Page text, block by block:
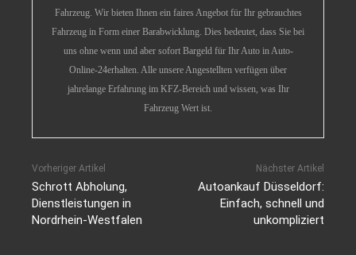
Fahrzeug. Wir bieten Ihnen ein faires Angebot für Ihr gebrauchtes
Fahrzeug in Form einer Barabwicklung. Dies bedeutet, dass Sie bei
uns ohne wenn und aber sofort Bargeld für Ihr Auto in Auto-
Online-24erhalten. Alle unsere Angestellten verfügen über
jahrelange Erfahrung im KFZ-Bereich und wissen, was Ihr
Fahrzeug Wert ist.
Vorheriger Artikel
Schrott Abholung,
Dienstleistungen in
Nordrhein-Westfalen
Nächster Artikel
Autoankauf Düsseldorf:
Einfach, schnell und
unkompliziert